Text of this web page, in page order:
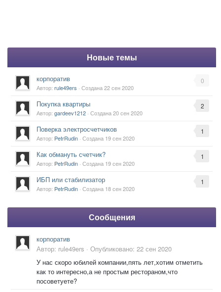
Новые темы
0
корпоратив
Автор: rule49ers · Создана22 сен 2020
2
Покупка квартиры
Автор: gardeev1212 · Создана20 сен 2020
1
Поверка электросчетчиков
Автор: PetrRudin · Создана 19 сен 2020
1
Как обмануть счетчик?
Автор: PetrRudin · Создана 19 сен 2020
1
ИБП или стабилизатор
Автор: PetrRudin · Создана 18 сен 2020
Сообщения
корпоратив
Автор: rule49ers · Опубликовано: 22 сен 2020
У нас скоро юбилей компании,пять лет,хотим отметить
как то интересно,а не простым рестораном,что
посоветуете?